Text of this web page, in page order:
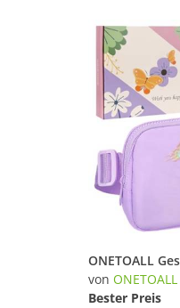
von ONETOALL
Bester Preis